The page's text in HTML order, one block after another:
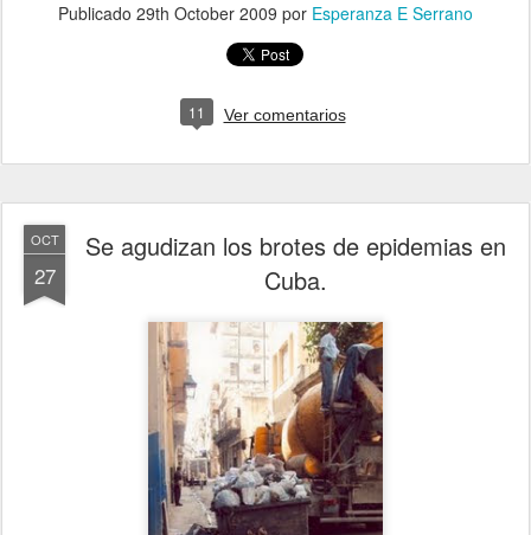
Publicado 29th October 2009 por Esperanza E Serrano
11 Ver comentarios
OCT
27
Se agudizan los brotes de epidemias en
Cuba.